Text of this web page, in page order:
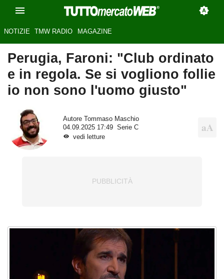
NOTIZIE TMW RADIO MAGAZINE
Perugia, Faroni: "Club ordinato
e in regola. Se si vogliono follie
io non sono l'uomo giusto"
Autore
Tommaso Maschio
04.09.2025 17:49
Serie C
vedi letture